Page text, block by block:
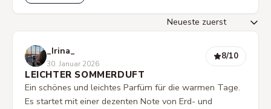
_Irina_
30. Januar 2026
8/10
LEICHTER SOMMERDUFT
Ein schönes und leichtes Parfüm für die warmen Tage.
Es startet mit einer dezenten Note von Erd- und